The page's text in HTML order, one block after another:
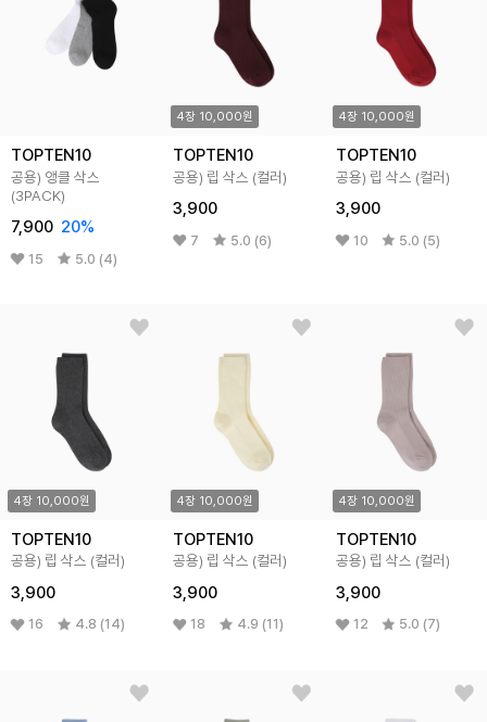
TOPTEN10
공용) 앵클 삭스
(3PACK)
7,900 20%
15 5.0 (4)
4장 10,000원
TOPTEN10
공용) 립 삭스 (컬러)
3,900
7 5.0 (6)
4장 10,000원
TOPTEN10
공용) 립 삭스 (컬러)
3,900
10 5.0 (5)
4장 10,000원
TOPTEN10
공용) 립 삭스 (컬러)
3,900
16 4.8 (14)
4장 10,000원
TOPTEN10
공용) 립 삭스 (컬러)
3,900
18 4.9 (11)
4장 10,000원
TOPTEN10
공용) 립 삭스 (컬러)
3,900
12 5.0 (7)